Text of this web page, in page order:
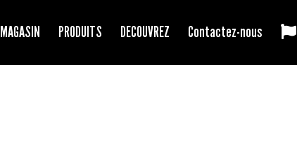
MAGASIN PRODUITS DECOUVREZ Contactez-nous